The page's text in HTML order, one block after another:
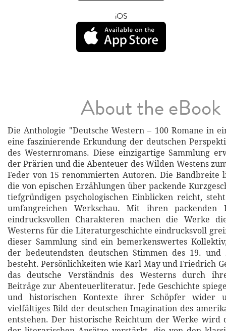
iOS
About the eBook
Die Anthologie "Deutsche Western – 100 Romane in
eine faszinierende Erkundung der deutschen
des Westernromans. Diese einzigartige Sammlung
der Prärien und die Abenteuer des Wilden Westens
Feder von 15 renommierten Autoren. Die Bandbreite
die von epischen Erzählungen über packende
tiefgründigen psychologischen Einblicken reicht,
umfangreichen Werkschau. Mit ihren packenden
eindrucksvollen Charakteren machen die Werke
Westerns für die Literaturgeschichte eindrucksvoll
dieser Sammlung sind ein bemerkenswertes
der bedeutendsten deutschen Stimmen des 19. und
besteht. Persönlichkeiten wie Karl May und Friedrich
das deutsche Verständnis des Westerns durch
Beiträge zur Abenteuerliteratur. Jede Geschichte
und historischen Kontexte ihrer Schöpfer wider
vielfältiges Bild der deutschen Imagination des
entstehen. Der historische Reichtum der Werke wird